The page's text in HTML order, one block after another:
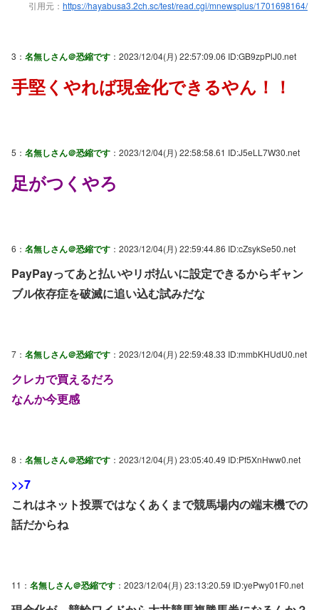
引用元： https://hayabusa3.2ch.sc/test/read.cgi/mnewsplus/1701698164/
3： 名無しさん＠恐縮です ：2023/12/04(月) 22:57:09.06 ID:GB9zpPlJ0.net
手堅くやれば現金化できるやん！！
5： 名無しさん＠恐縮です ：2023/12/04(月) 22:58:58.61 ID:J5eLL7W30.net
足がつくやろ
6： 名無しさん＠恐縮です ：2023/12/04(月) 22:59:44.86 ID:cZsykSe50.net
PayPayってあと払いやリボ払いに設定できるからギャン
ブル依存症を破滅に追い込む試みだな
7： 名無しさん＠恐縮です ：2023/12/04(月) 22:59:48.33 ID:mmbKHUdU0.net
クレカで買えるだろ
なんか今更感
8： 名無しさん＠恐縮です ：2023/12/04(月) 23:05:40.49 ID:Pf5XnHww0.net
>>7
これはネット投票ではなくあくまで競馬場内の端末機での
話だからね
11： 名無しさん＠恐縮です ：2023/12/04(月) 23:13:20.59 ID:yePwy01F0.net